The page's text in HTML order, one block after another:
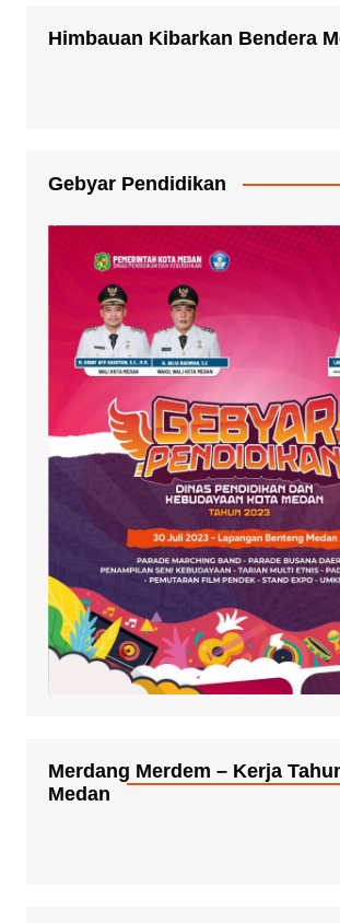
Himbauan Kibarkan Bendera
Gebyar Pendidikan
Merdang Merdem – Kerja
Medan